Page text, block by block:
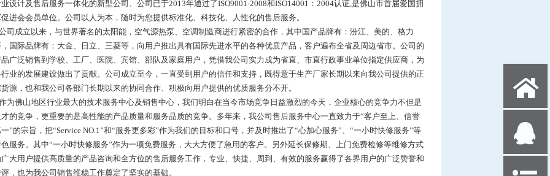
设计及售后服务一体化的新型公司、公司已于2013年通过了ISO9001-2008和ISO14001：2004认证,是佛山市首届爱国拥
进会会员单位。公司以人为本，随时为您提供标准化、科技化、人性化的售后服务。
成立以来，与世界著名的太阳能，空气源热泵、空调制造商进行紧密的合作，其中国产品牌有：汾江、美的、格力
国际品牌有：大金、日立、三菱等，向用户推出具有国际先进水平的各种优质产品，客户遍布全省及周边省市。公司的
广泛销售到学校、工厂、医院、宾馆、部队及家庭用户，凭借我公司实力成为省直、市直行政事业单位指定供应商，为
业的发展建设做出了贡献。公司成立至今，一直受到用户的信任和支持，既得意于生产厂家长期以来向我公司提供的正
源，也和我公司各部门长期以来的协同合作、积极向用户提供的优质服务分不开。
佛山地区行业最大的技术服务中心及销售中心，我们明白在当今市场竞争日益激烈的今天，企业核心的竞争力不但是
的竞争，更重要的是高性能的产品质量和服务品质的竞争。多年来，我公司售后服务中心一直致力于“客户至上、信誉
”的宗旨，把“Service NO.1”和“服务更多彩”作为我们的目标和口号，并及时推出了“心加心服务”、“一小时快修服务”等
服务。其中“一小时快修服务”作为一项免费服务，大大方便了急用的客户。另外延长保修期、上门免费检修等维修方式
大用户提供高质量的产品咨询和全方位的售后服务工作，专业、快捷、周到、有效的服务赢得了各界用户的广泛赞誉和
，也为我公司销售维稳工作奠定了坚实的基础。
X
Q